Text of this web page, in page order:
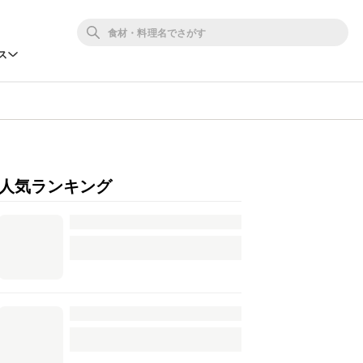
人気ランキング